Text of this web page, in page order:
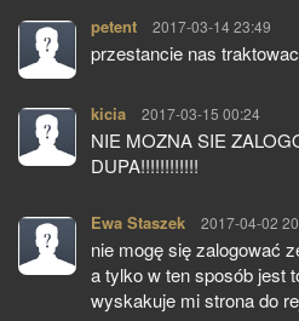
petent pisze:
2017-03-14 23:49
przestancie nas
kicia pisze:
2017-03-15 00:24
NIE MOZNA SIE
DUPA!!!!!!!!!!!!
Ewa Staszek pisze:
2017-04-02
nie mogę się zalogować
a tylko w ten sposób jest
wyskakuje mi strona do